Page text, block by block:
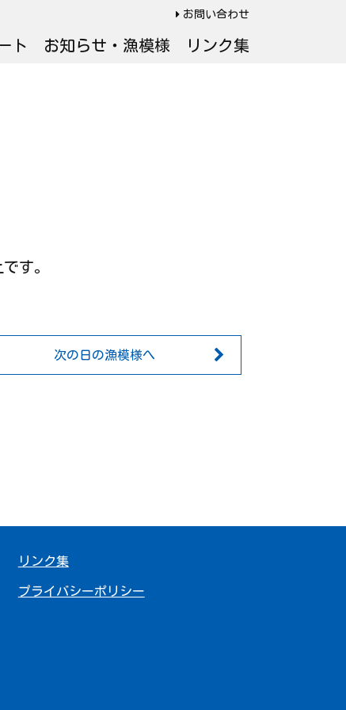
お問い合わせ
ト お知らせ・漁模様 リンク集
す。
次の日の漁模様へ
リンク集
プライバシーポリシー